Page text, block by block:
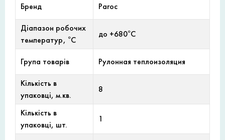
Бренд Paroc
Діапазон робочих
температур, °С
до +680°С
Група товарів Рулонная теплоизоляция
Кількість в
упаковці, м.кв.
8
Кількість в
упаковці, шт.
1